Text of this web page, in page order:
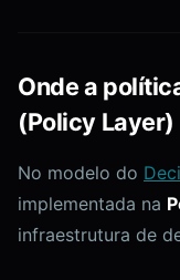
Onde a
(Policy Layer)
No modelo do
implementada na
infraestrutura de